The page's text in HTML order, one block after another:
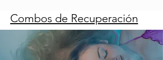
Combos de Recuperación